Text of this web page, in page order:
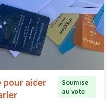
pour aider
Soumise
au vote